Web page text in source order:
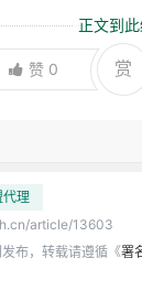
正文到
赞 0 赏
代理
article/13603
布，转载请遵循《署